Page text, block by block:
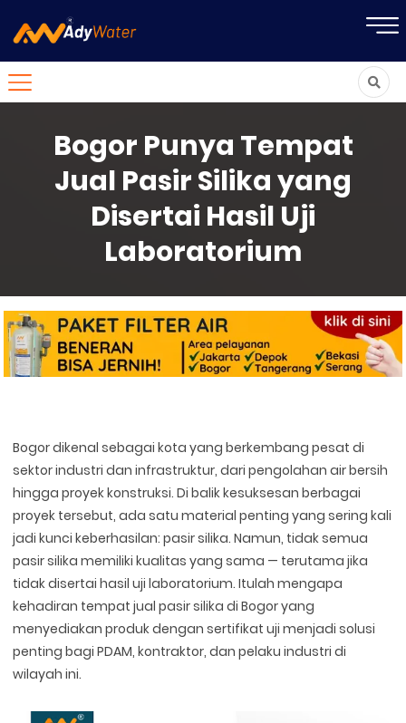
Bogor Punya Tempat
Jual Pasir Silika yang
Disertai Hasil Uji
Laboratorium
Bogor dikenal sebagai kota yang berkembang pesat di
sektor industri dan infrastruktur, dari pengolahan air bersih
hingga proyek konstruksi. Di balik kesuksesan berbagai
proyek tersebut, ada satu material penting yang sering kali
jadi kunci keberhasilan: pasir silika. Namun, tidak semua
pasir silika memiliki kualitas yang sama — terutama jika
tidak disertai hasil uji laboratorium. Itulah mengapa
kehadiran tempat jual pasir silika di Bogor yang
menyediakan produk dengan sertifikat uji menjadi solusi
penting bagi PDAM, kontraktor, dan pelaku industri di
wilayah ini.